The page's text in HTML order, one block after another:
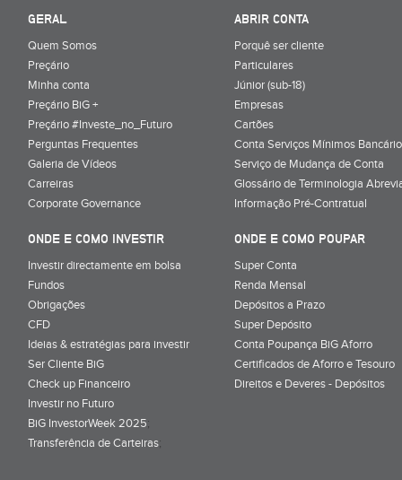
GERAL
Quem Somos
Preçário
Minha conta
Preçário BiG +
Preçário #Investe_no_Futuro
Perguntas Frequentes
Galeria de Vídeos
Carreiras
Corporate Governance
ABRIR CONTA
Porquê ser cliente
Particulares
Júnior (sub-18)
Empresas
Cartões
Conta Serviços Mínimos
Serviço de Mudança de Conta
Glossário de Terminologia
Informação Pré-Contratual
ONDE E COMO INVESTIR
Investir directamente em bolsa
Fundos
Obrigações
CFD
Ideias & estratégias para investir
Ser Cliente BiG
Check up Financeiro
Investir no Futuro
BiG InvestorWeek 2025;
Transferência de Carteiras;
ONDE E COMO POUPAR
Super Conta
Renda Mensal
Depósitos a Prazo
Super Depósito
Conta Poupança BiG Aforro
Certificados de Aforro e Tesouro
Direitos e Deveres - Depósitos